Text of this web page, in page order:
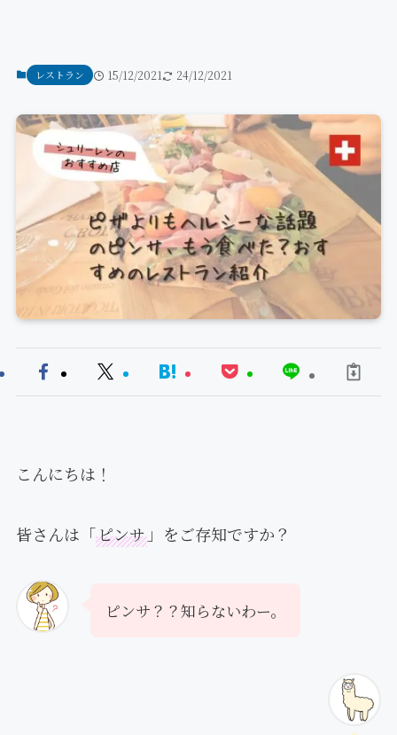
レストラン 15/12/2021 24/12/2021
こんにちは！
皆さんは「ピンサ」をご存知ですか？
ピンサ？？知らないわー。